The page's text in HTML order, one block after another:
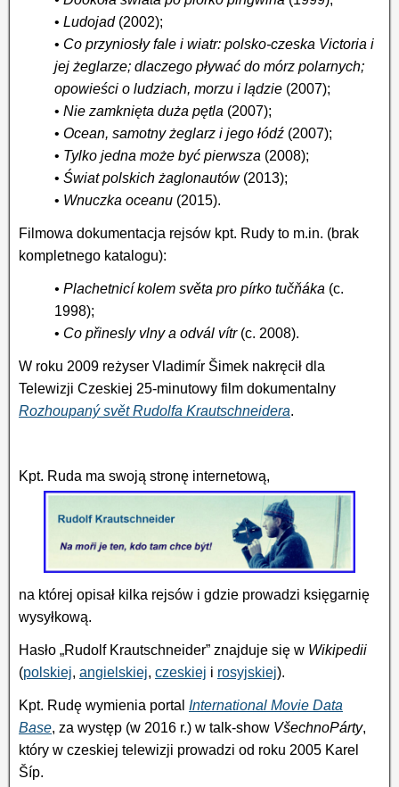
• Ludojad(2002);
• Co przyniosły fale i wiatr: polsko-czeska Victoria i
jej żeglarze; dlaczego pływać do mórz polarnych;
opowieści o ludziach, morzu i lądzie (2007);
• Nie zamknięta duża pętla (2007);
• Ocean, samotny żeglarz i jego łódź (2007);
• Tylko jedna może być pierwsza (2008);
• Świat polskich żaglonautów(2013);
• Wnuczka oceanu (2015).
Filmowa dokumentacja rejsów kpt. Rudy to m.in. (brak
kompletnego katalogu):
• Plachetnicí kolem světa pro pírko tučňáka (c.
1998);
• Co přinesly vlny a odvál vítr(c. 2008).
W roku 2009 reżyser Vladimír Šimek nakręcił dla
Telewizji Czeskiej 25-minutowy film dokumentalny
Rozhoupaný svět Rudolfa Krautschneidera.
Kpt. Ruda ma swoją stronę internetową,
na której opisał kilka rejsów i gdzie prowadzi księgarnię
wysyłkową.
Hasło „Rudolf Krautschneider” znajduje się w Wikipedii
(polskiej, angielskiej, czeskiej i rosyjskiej).
Kpt. Rudę wymienia portal International Movie Data
Base, za występ (w 2016 r.) w talk-show VšechnoPárty,
który w czeskiej telewizji prowadzi od roku 2005 Karel
Šíp.